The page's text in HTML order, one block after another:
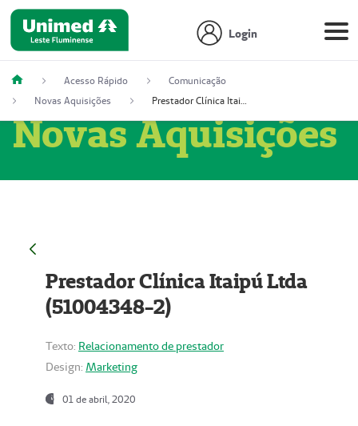
Login
Acesso Rápido
Comunicação
Novas Aquisições
Prestador Clínica Itaipú Ltda (51004348-2)
Novas Aquisições
Prestador Clínica Itaipú Ltda
(51004348-2)
Texto: Relacionamento de prestador
Design: Marketing
01 de abril, 2020